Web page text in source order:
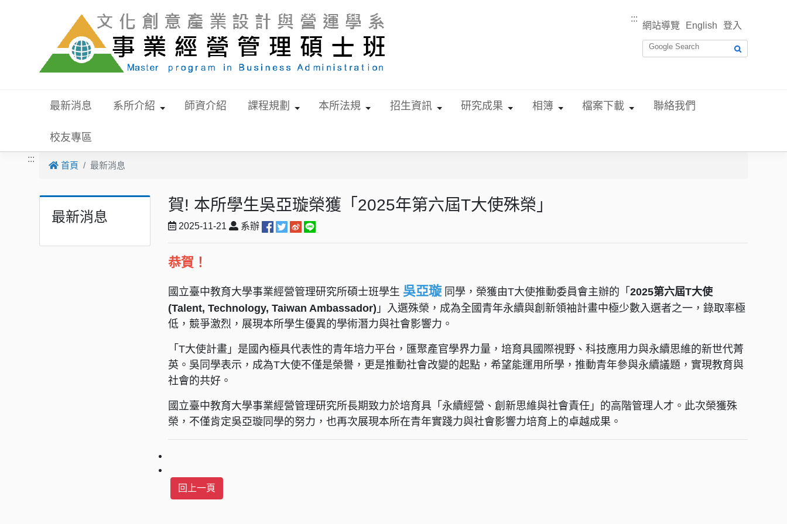
:::
網站導覽 English 登入
最新消息 系所介紹 師資介紹 課程規劃 本所法規 招生資訊 研究成果 相簿 檔案下載 聯絡我們
校友專區
:::
首頁 最新消息
最新消息
賀! 本所學生吳亞璇榮獲「2025年第六屆T大使殊榮」
2025-11-21 系辦
恭賀！
國立臺中教育大學事業經營管理研究所碩士班學生 吳亞璇 同學，榮獲由T大使推動委員會主辦的「2025第六屆T大使
(Talent, Technology, Taiwan Ambassador) 」入選殊榮，成為全國青年永續與創新領袖計畫中極少數入選者之一，錄取率極
低，競爭激烈，展現本所學生優異的學術潛力與社會影響力。
「T大使計畫」是國內極具代表性的青年培力平台，匯聚產官學界力量，培育具國際視野、科技應用力與永續思維的新世代菁
英。吳同學表示，成為T大使不僅是榮譽，更是推動社會改變的起點，希望能運用所學，推動青年參與永續議題，實現教育與
社會的共好。
國立臺中教育大學事業經營管理研究所長期致力於培育具「永續經營、創新思維與社會責任」的高階管理人才。此次榮獲殊
榮，不僅肯定吳亞璇同學的努力，也再次展現本所在青年實踐力與社會影響力培育上的卓越成果。